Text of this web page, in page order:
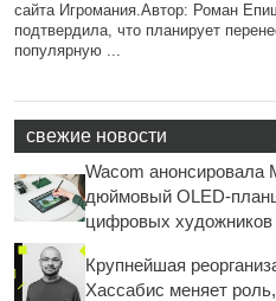
сайта Игромания.Автор: Роман
подтвердила, что планирует
популярную ...
свежие новости
Wacom анонсировала
дюймовый OLED-
цифровых художников
Крупнейшая
Хассабис меняет